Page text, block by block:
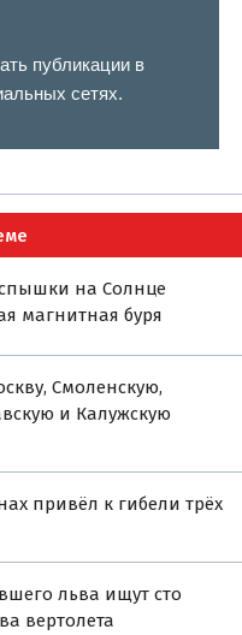
публикации в
сетях.
на Солнце
магнитная буря
Смоленскую,
и Калужскую
привёл к гибели трёх
льва ищут сто
вертолета